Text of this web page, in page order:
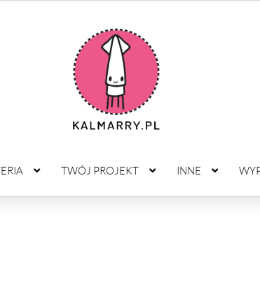
TWÓJ PROJEKT INNE